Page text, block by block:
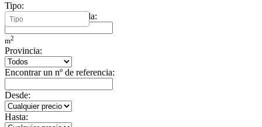
Tipo:
Mínimo metros vivienda:
m2
Provincia:
Encontrar un nº de referencia:
Desde:
Hasta: